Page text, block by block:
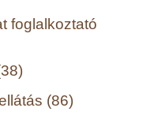
foglalkoztató
(86)